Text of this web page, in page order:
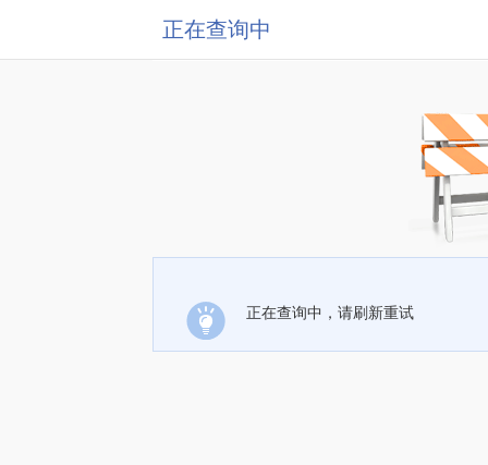
正在查询中
正在查询中，请刷新重试